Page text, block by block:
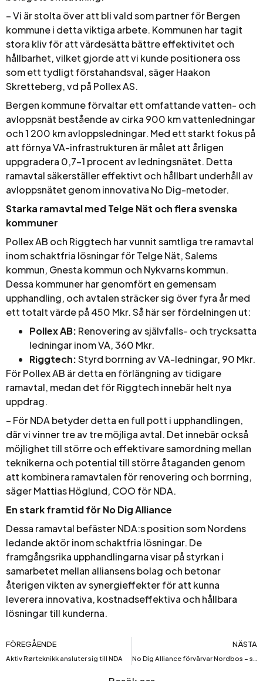
– Vi är stolta över att bli vald som partner för Bergen
kommune i detta viktiga arbete. Kommunen har tagit
stora kliv för att värdesätta bättre effektivitet och
hållbarhet, vilket gjorde att vi kunde positionera oss
som ett tydligt förstahandsval, säger Haakon
Skretteberg, vd på Pollex AS.
Bergen kommune förvaltar ett omfattande vatten- och
avloppsnät bestående av cirka 900 km vattenledningar
och 1 200 km avloppsledningar. Med ett starkt fokus på
att förnya VA-infrastrukturen är målet att årligen
uppgradera 0,7–1 procent av ledningsnätet. Detta
ramavtal säkerställer effektivt och hållbart underhåll av
avloppsnätet genom innovativa No Dig-metoder.
Starka ramavtal med Telge Nät och flera svenska
kommuner
Pollex AB och Riggtech har vunnit samtliga tre ramavtal
inom schaktfria lösningar för Telge Nät, Salems
kommun, Gnesta kommun och Nykvarns kommun.
Dessa kommuner har genomfört en gemensam
upphandling, och avtalen sträcker sig över fyra år med
ett totalt värde på 450 Mkr. Så här ser fördelningen ut:
Pollex AB: Renovering av självfalls- och trycksatta
ledningar inom VA, 360 Mkr.
Riggtech:Styrd borrning av VA-ledningar, 90 Mkr.
För Pollex AB är detta en förlängning av tidigare
ramavtal, medan det för Riggtech innebär helt nya
uppdrag.
– För NDA betyder detta en full pott i upphandlingen,
där vi vinner tre av tre möjliga avtal. Det innebär också
möjlighet till större och effektivare samordning mellan
teknikerna och potential till större åtaganden genom
att kombinera ramavtalen för renovering och borrning,
säger Mattias Höglund, COO för NDA.
En stark framtid för No Dig Alliance
Dessa ramavtal befäster NDA:s position som Nordens
ledande aktör inom schaktfria lösningar. De
framgångsrika upphandlingarna visar på styrkan i
samarbetet mellan alliansens bolag och betonar
återigen vikten av synergieffekter för att kunna
leverera innovativa, kostnadseffektiva och hållbara
lösningar till kunderna.
FÖREGÅENDE
Aktiv Rørteknikk ansluter sig till NDA
NÄSTA